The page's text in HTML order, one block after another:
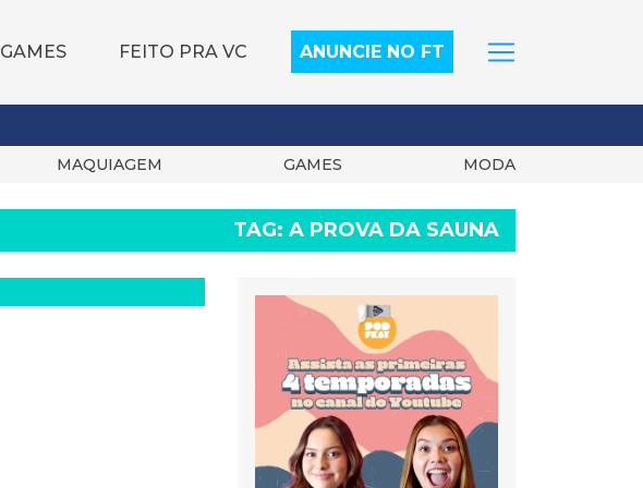
GAMES FEITO PRA VC ANUNCIE NO FT
MAQUIAGEM GAMES MODA
TAG: A PROVA DA SAUNA